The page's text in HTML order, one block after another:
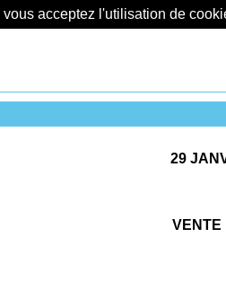
acceptez l'utilisation de
29
VENTE